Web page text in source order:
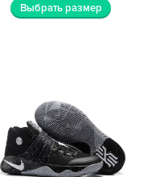
Выбрать размер